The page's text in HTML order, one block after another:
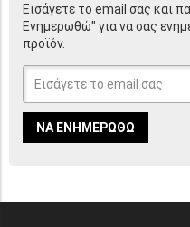
Εισάγετε το email σας και
Ενημερωθώ" για να σας
προϊόν.
ΝΑ ΕΝΗΜΕΡΩΘΏ